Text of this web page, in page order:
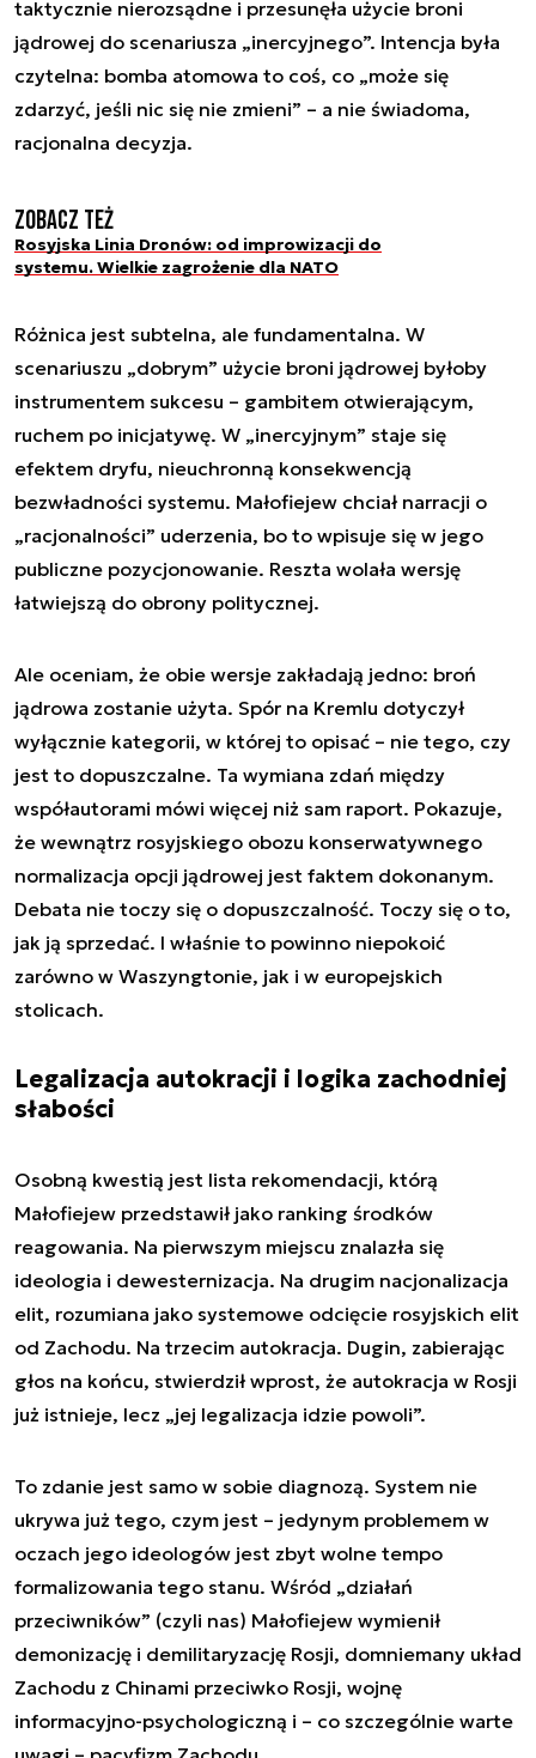
taktycznie nierozsądne i przesunęła użycie broni
jądrowej do scenariusza „inercyjnego”. Intencja była
czytelna: bomba atomowa to coś, co „może się
zdarzyć, jeśli nic się nie zmieni” – a nie świadoma,
racjonalna decyzja.
Zobacz też
Rosyjska Linia Dronów: od improwizacji do
systemu. Wielkie zagrożenie dla NATO
Różnica jest subtelna, ale fundamentalna. W
scenariuszu „dobrym” użycie broni jądrowej byłoby
instrumentem sukcesu – gambitem otwierającym,
ruchem po inicjatywę. W „inercyjnym” staje się
efektem dryfu, nieuchronną konsekwencją
bezwładności systemu. Małofiejew chciał narracji o
„racjonalności” uderzenia, bo to wpisuje się w jego
publiczne pozycjonowanie. Reszta wolała wersję
łatwiejszą do obrony politycznej.
Ale oceniam, że obie wersje zakładają jedno: broń
jądrowa zostanie użyta. Spór na Kremlu dotyczył
wyłącznie kategorii, w której to opisać – nie tego, czy
jest to dopuszczalne. Ta wymiana zdań między
współautorami mówi więcej niż sam raport. Pokazuje,
że wewnątrz rosyjskiego obozu konserwatywnego
normalizacja opcji jądrowej jest faktem dokonanym.
Debata nie toczy się o dopuszczalność. Toczy się o to,
jak ją sprzedać. I właśnie to powinno niepokoić
zarówno w Waszyngtonie, jak i w europejskich
stolicach.
Legalizacja autokracji i logika zachodniej
słabości
Osobną kwestią jest lista rekomendacji, którą
Małofiejew przedstawił jako ranking środków
reagowania. Na pierwszym miejscu znalazła się
ideologia i dewesternizacja. Na drugim nacjonalizacja
elit, rozumiana jako systemowe odcięcie rosyjskich elit
od Zachodu. Na trzecim autokracja. Dugin, zabierając
głos na końcu, stwierdził wprost, że autokracja w Rosji
już istnieje, lecz „jej legalizacja idzie powoli”.
To zdanie jest samo w sobie diagnozą. System nie
ukrywa już tego, czym jest – jedynym problemem w
oczach jego ideologów jest zbyt wolne tempo
formalizowania tego stanu. Wśród „działań
przeciwników” (czyli nas) Małofiejew wymienił
demonizację i demilitaryzację Rosji, domniemany układ
Zachodu z Chinami przeciwko Rosji, wojnę
informacyjno-psychologiczną i – co szczególnie warte